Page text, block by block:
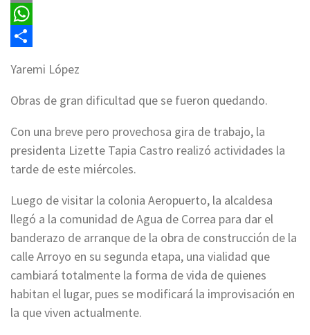
Email
WhatsApp
Yaremi López
Obras de gran dificultad que se fueron quedando.
Con una breve pero provechosa gira de trabajo, la
presidenta Lizette Tapia Castro realizó actividades la
tarde de este miércoles.
Luego de visitar la colonia Aeropuerto, la alcaldesa
llegó a la comunidad de Agua de Correa para dar el
banderazo de arranque de la obra de construcción de la
calle Arroyo en su segunda etapa, una vialidad que
cambiará totalmente la forma de vida de quienes
habitan el lugar, pues se modificará la improvisación en
la que viven actualmente.